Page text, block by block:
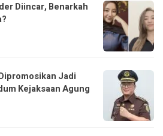
Diincar, Benarkah
Jadi
Kejaksaan Agung